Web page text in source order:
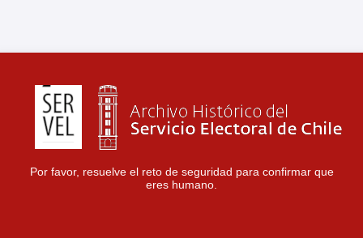
Por favor, resuelve el reto de seguridad para confirmar que
eres humano.